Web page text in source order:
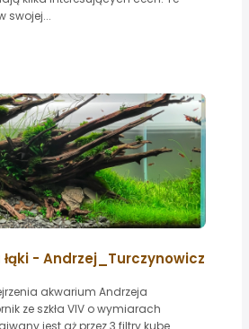
swojej...
- Andrzej_Turczynowicz
akwarium Andrzeja
ze szkła VIV o wymiarach
jest aż przez 3 filtry kube...